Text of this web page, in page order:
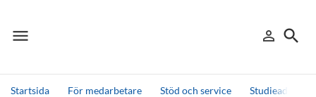
menu
Meny person_outline
Logga in
search
Sök
Startsida För medarbetare Stöd och service